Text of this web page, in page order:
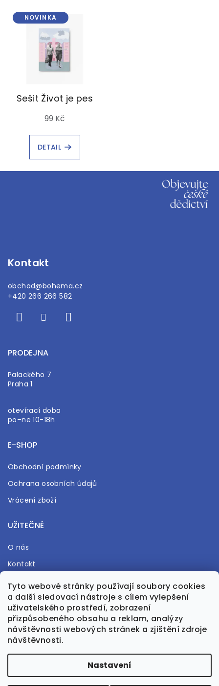
Tyto webové stránky používají soubory cookies
a další sledovací nástroje s cílem vylepšení
uživatelského prostředí, zobrazení
přizpůsobeného obsahu a reklam, analýzy
návštěvnosti webových stránek a zjištění zdroje
návštěvnosti.
Nastavení
NOVINKA
Sešit Život je pes
99 Kč
DETAIL
Kontakt
obchod@bohema.cz
+420 266 266 582
PRODEJNA
Palackého 7
Praha 1
otevírací doba
po–ne 10-18h
E-SHOP
Obchodní podmínky
Ochrana osobních údajů
Vrácení zboží
UŽITEČNÉ
O nás
Kontakt
Časté otázky
Prodejna
Upravila GreenPanda.cz